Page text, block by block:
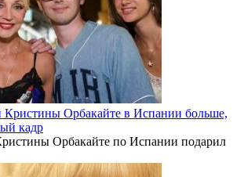
Кристины Орбакайте в Испании больше,
кадр
Орбакайте по Испании подарил